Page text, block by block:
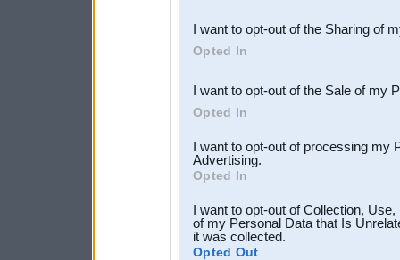
Downstream Participants
third parties.
I want to opt-out of the Sharing of
Opted In
I want to opt-out of the Sale of my
Opted In
I want to opt-out of processing my
Advertising.
Opted In
I want to opt-out of Collection,
of my Personal Data that Is
it was collected.
Opted Out